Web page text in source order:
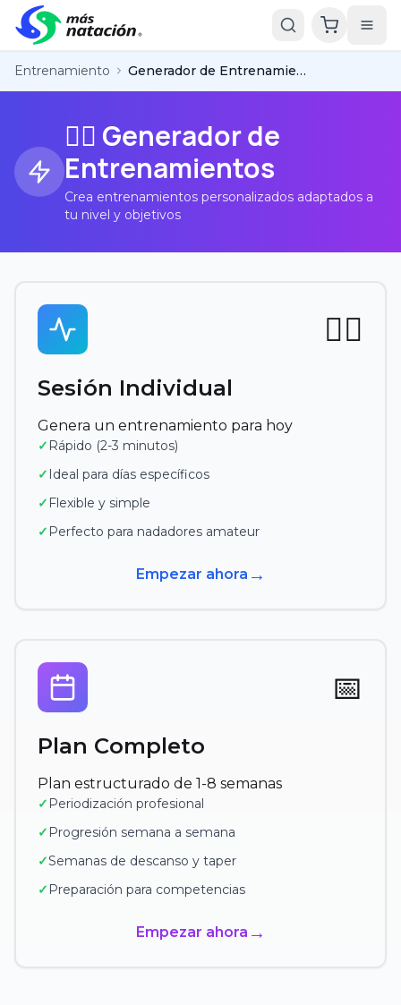
Entrenamiento Generador de Entrenamientos
🏊‍♂️ Generador de
Entrenamientos
Crea entrenamientos personalizados adaptados a
tu nivel y objetivos
🏊‍♂️
Sesión Individual
Genera un entrenamiento para hoy
✓ Rápido (2-3 minutos)
✓ Ideal para días específicos
✓ Flexible y simple
✓ Perfecto para nadadores amateur
Empezar ahora →
📅
Plan Completo
Plan estructurado de 1-8 semanas
✓ Periodización profesional
✓ Progresión semana a semana
✓Semanas de descanso y taper
✓ Preparación para competencias
Empezar ahora →